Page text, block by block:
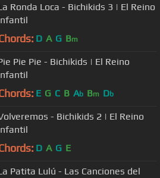
Ronda Loca - Bichikids 3 | El Reino
D A G Bm
Pie Pie - Bichikids | El Reino
E G C B Ab Bm Db
- Bichikids 2 | El Reino
D A G E
Patita Lulú - Las Canciones del